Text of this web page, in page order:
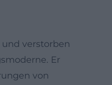
verstorben
Er
von